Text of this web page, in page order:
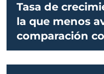
Tasa de
la que menos
comparación